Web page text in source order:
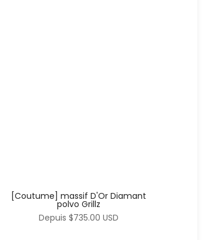
[Coutume] massif D'Or Diamant
polvo Grillz
Depuis $735.00 USD